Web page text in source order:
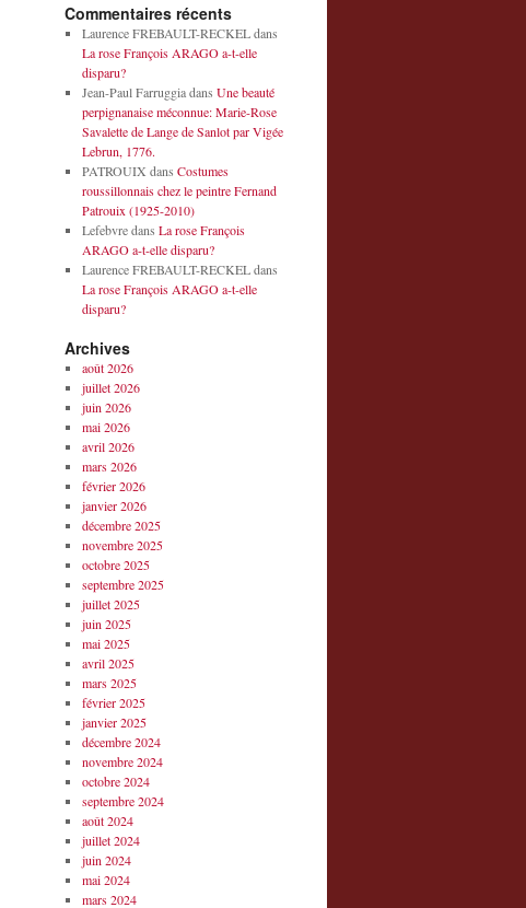
Commentaires récents
Laurence FREBAULT-RECKELdans
La rose François ARAGO a-t-elle
disparu?
Jean-Paul Farruggiadans Une beauté
perpignanaise méconnue: Marie-Rose
Savalette de Lange de Sanlot par Vigée
Lebrun, 1776.
PATROUIX dans Costumes
roussillonnais chez le peintre Fernand
Patrouix (1925-2010)
Lefebvredans La rose François
ARAGO a-t-elle disparu?
Laurence FREBAULT-RECKELdans
La rose François ARAGO a-t-elle
disparu?
Archives
août 2026
juillet 2026
juin 2026
mai 2026
avril 2026
mars 2026
février 2026
janvier 2026
décembre 2025
novembre 2025
octobre 2025
septembre 2025
juillet 2025
juin 2025
mai 2025
avril 2025
mars 2025
février 2025
janvier 2025
décembre 2024
novembre 2024
octobre 2024
septembre 2024
août 2024
juillet 2024
juin 2024
mai 2024
mars 2024